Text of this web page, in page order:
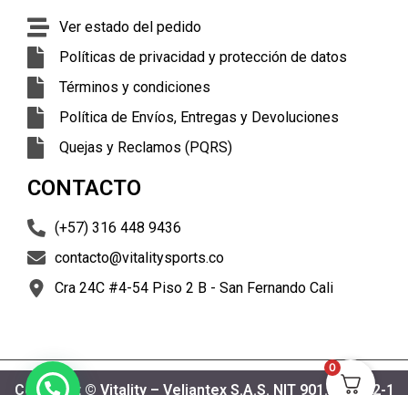
Ver estado del pedido
Políticas de privacidad y protección de datos
Términos y condiciones
Política de Envíos, Entregas y Devoluciones
Quejas y Reclamos (PQRS)
CONTACTO
(+57) 316 448 9436
contacto@vitalitysports.co
Cra 24C #4-54 Piso 2 B - San Fernando Cali
Copyright © Vitality – Veliantex S.A.S. NIT 901.187.332-1
0